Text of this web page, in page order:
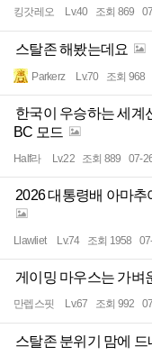
킹갓레오 Lv.40 조회 869
스탈존 해봤는데요
Parkerz Lv.70 조회 968
한국이 우승하는 세계
BC 모드
Half라 Lv.22 조회 889 07-
2026 대통령배 아마
Llawliet Lv.74 조회 1958
게이밍 마우스는 가벼
만렙스핏 Lv.67 조회 992
스탈존 분위기 맘에 드